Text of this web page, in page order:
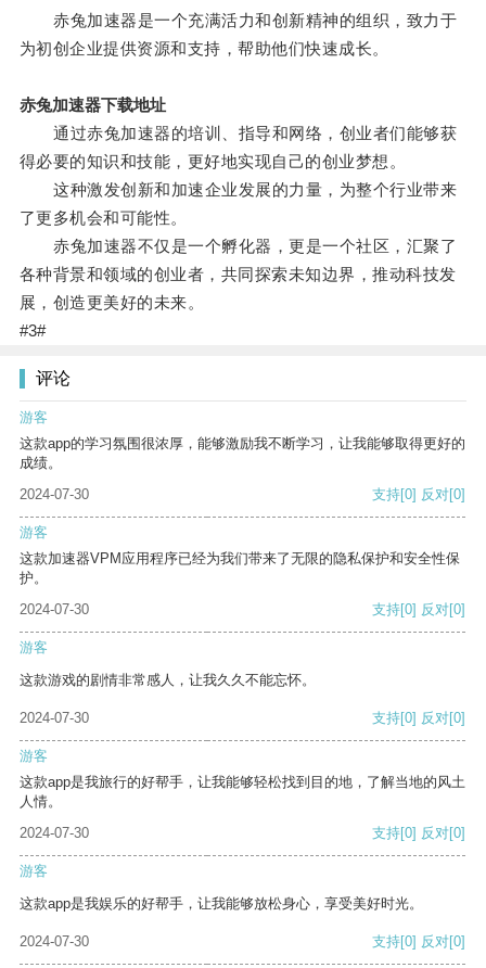
赤兔加速器是一个充满活力和创新精神的组织，致力于
为初创企业提供资源和支持，帮助他们快速成长。
赤兔加速器下载地址
通过赤兔加速器的培训、指导和网络，创业者们能够获
得必要的知识和技能，更好地实现自己的创业梦想。
这种激发创新和加速企业发展的力量，为整个行业带来
了更多机会和可能性。
赤兔加速器不仅是一个孵化器，更是一个社区，汇聚了
各种背景和领域的创业者，共同探索未知边界，推动科技发
展，创造更美好的未来。
#3#
评论
游客
这款app的学习氛围很浓厚，能够激励我不断学习，让我能够取得更好的
成绩。
2024-07-30
支持[0] 反对[0]
游客
这款加速器VPM应用程序已经为我们带来了无限的隐私保护和安全性保
护。
2024-07-30
支持[0] 反对[0]
游客
这款游戏的剧情非常感人，让我久久不能忘怀。
2024-07-30 支持[0] 反对[0]
游客
这款app是我旅行的好帮手，让我能够轻松找到目的地，了解当地的风土
人情。
2024-07-30
支持[0] 反对[0]
游客
这款app是我娱乐的好帮手，让我能够放松身心，享受美好时光。
2024-07-30 支持[0] 反对[0]